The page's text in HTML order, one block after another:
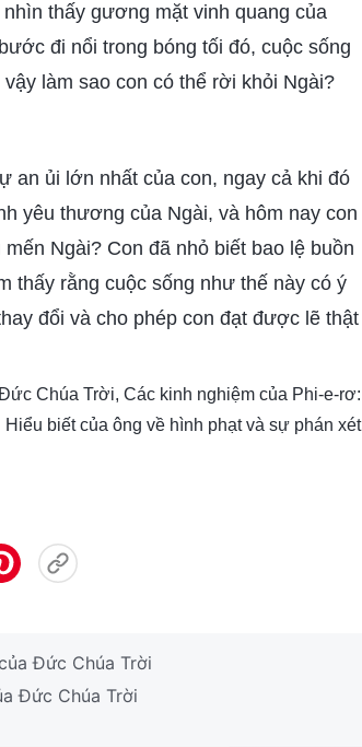
thấy gương mặt vinh quang của
đi nổi trong bóng tối đó, cuộc sống
làm sao con có thể rời khỏi Ngài?
an ủi lớn nhất của con, ngay cả khi đó
yêu thương của Ngài, và hôm nay con
Ngài? Con đã nhỏ biết bao lệ buồn
thấy rằng cuộc sống như thế này có ý
đổi và cho phép con đạt được lẽ thật
Chúa Trời, Các kinh nghiệm của Phi-e-rơ:
Hiểu biết của ông về hình phạt và sự phán xét
Đức Chúa Trời
Đức Chúa Trời